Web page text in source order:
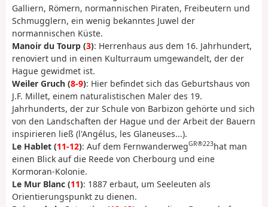
Galliern, Römern, normannischen Piraten, Freibeutern und
Schmugglern, ein wenig bekanntes Juwel der
normannischen Küste.
Manoir du Tourp (3): Herrenhaus aus dem 16. Jahrhundert,
renoviert und in einen Kulturraum umgewandelt, der der
Hague gewidmet ist.
Weiler Gruch (8-9): Hier befindet sich das Geburtshaus von
J.F. Millet, einem naturalistischen Maler des 19.
Jahrhunderts, der zur Schule von Barbizon gehörte und sich
von den Landschaften der Hague und der Arbeit der Bauern
inspirieren ließ (l'Angélus, les Glaneuses...).
Le Hablet (11-12): Auf dem FernwanderwegGR®223hat man
einen Blick auf die Reede von Cherbourg und eine
Kormoran-Kolonie.
Le Mur Blanc (11): 1887 erbaut, um Seeleuten als
Orientierungspunkt zu dienen.